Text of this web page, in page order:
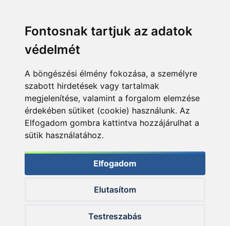
Fontosnak tartjuk az adatok
védelmét
A böngészési élmény fokozása, a személyre
szabott hirdetések vagy tartalmak
megjelenítése, valamint a forgalom elemzése
érdekében sütiket (cookie) használunk. Az
Elfogadom gombra kattintva hozzájárulhat a
sütik használatához.
Elfogadom
Elutasítom
Testreszabás